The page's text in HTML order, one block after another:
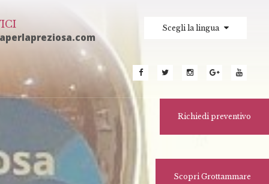
Scegli la lingua
Richiedi preventivo
Scopri Grottammare